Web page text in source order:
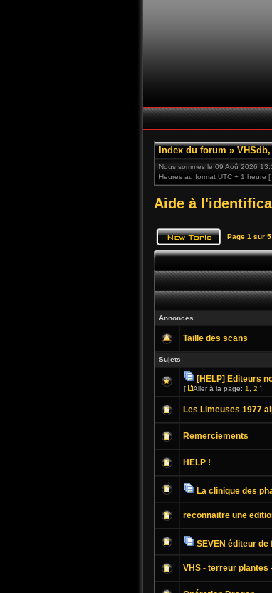
Index du forum »
Nous sommes le 09 Aoû 2026
Heures au format UTC + 1 heure [
Aide à
Page 1 sur 5
Annonces
Taille des scans
Sujets
[HELP] Editeurs
[ Aller à la page: 1 2 ]
Les Limeuses 1977
Remerciements
HELP !
La clinique des
reconnaitre une
SEVEN éditeur de
VHS - terreur